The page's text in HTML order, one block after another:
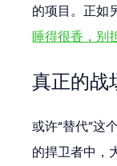
的项目。正如
睡得很香，别
真正的战
或许“替代”这
的捍卫者中，